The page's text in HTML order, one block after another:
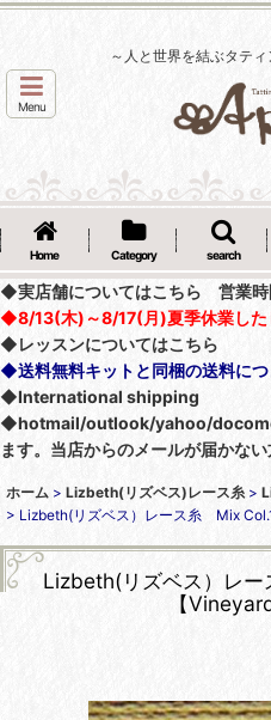
～人と世界を結ぶタテ
Menu
Home Category search
◆実店舗についてはこちら 営業
◆8/13(木)～8/17(月)夏季休業した
◆レッスンについてはこちら
◆送料無料キットと同梱の送料に
◆International shipping
◆hotmail/outlook/yahoo/docomo
ます。当店からのメールが届かな
ホーム > Lizbeth(リズベス)レース糸 >
> Lizbeth(リズベス）レース糸 Mix
Lizbeth(リズベス）レ
【